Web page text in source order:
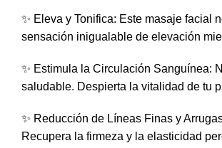
✨ Eleva y Tonifica: Este masaje facial
sensación inigualable de elevación
✨ Estimula la Circulación Sanguínea:
saludable. Despierta la vitalidad de tu
✨ Reducción de Líneas Finas y
Recupera la firmeza y la elasticidad